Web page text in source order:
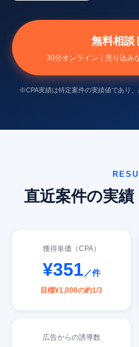
無料相談
30分オンライン｜売り込み
※CPA実績は特定案件の実績値であり、
直近案件の実績
獲得単価（CPA）
¥351 ／件
目標¥1,000の約1/3
広告からの誘導数